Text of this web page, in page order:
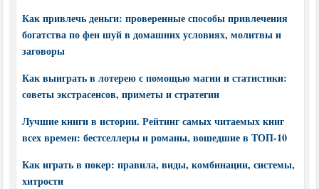
Как привлечь деньги: проверенные способы привлечения
богатства по фен шуй в домашних условиях, молитвы и
заговоры
Как выиграть в лотерею с помощью магии и статистики:
советы экстрасенсов, приметы и стратегии
Лучшие книги в истории. Рейтинг самых читаемых книг
всех времен: бестселлеры и романы, вошедшие в ТОП-10
Как играть в покер: правила, виды, комбинации, системы,
хитрости